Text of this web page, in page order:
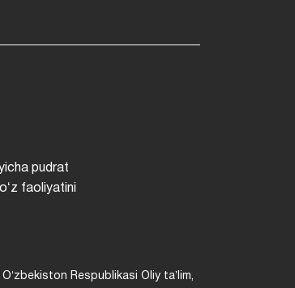
pudrat
faoliyatini
Oʻzbekiston Respublikasi Oliy taʼlim,